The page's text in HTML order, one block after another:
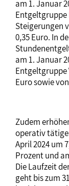
am 1. Januar
Entgeltgruppe
Steigerungen
0,35 Euro. In
am 1. Januar
Entgeltgruppe
Euro sowie
Zudem
operativ
April 2024 um
Prozent und
Die Laufzeit
geht bis zum